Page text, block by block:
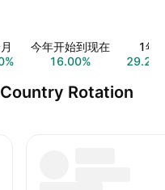
今年开始到现在
16.00%
1年
Rotation